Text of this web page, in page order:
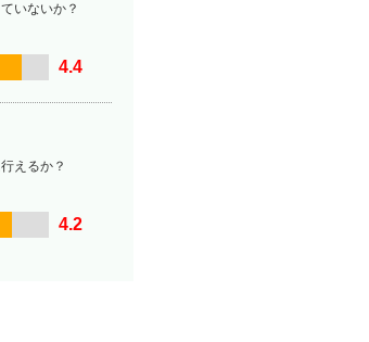
いないか？
4.4
えるか？
4.2